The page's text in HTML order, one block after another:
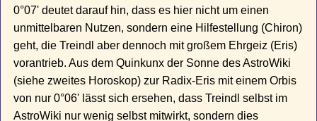
0°07' deutet darauf hin, dass es hier nicht um einen
unmittelbaren Nutzen, sondern eine Hilfestellung (Chiron)
geht, die Treindl aber dennoch mit großem Ehrgeiz (Eris)
vorantrieb. Aus dem Quinkunx der Sonne des AstroWiki
(siehe zweites Horoskop) zur Radix-Eris mit einem Orbis
von nur 0°06' lässt sich ersehen, dass Treindl selbst im
AstroWiki nur wenig selbst mitwirkt, sondern dies